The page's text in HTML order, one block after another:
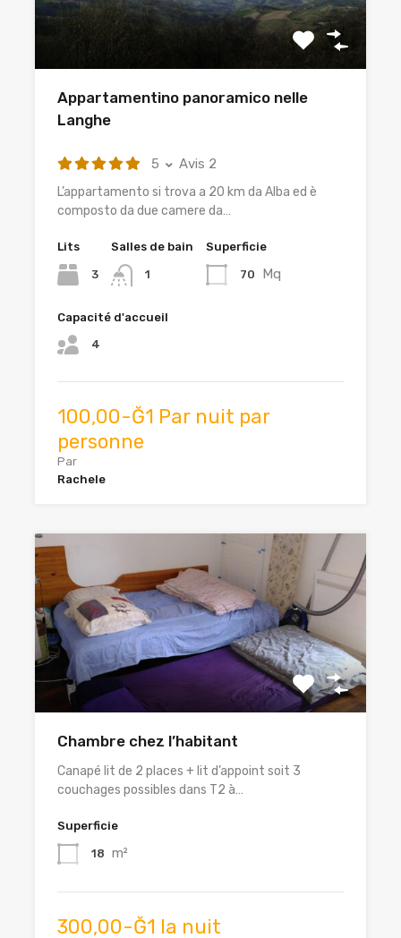
Appartamentino panoramico nelle
Langhe
5 Avis 2
L’appartamento si trova a 20 km da Alba ed è
composto da due camere da…
Lits
3
Salles de bain
1
Superficie
70 Mq
Capacité d'accueil
4
100,00-Ğ1 Par nuit par
personne
Par
Rachele
Chambre chez l’habitant
Canapé lit de 2 places + lit d’appoint soit 3
couchages possibles dans T2 à…
Superficie
18 m²
300,00-Ğ1 la nuit